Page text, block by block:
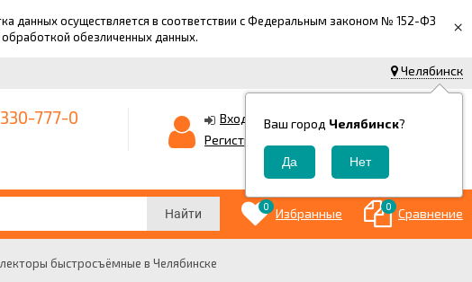
данных осуществляется в соответствии с Федеральным законом № 152-ФЗ
обезличенных данных. ×
Челябинск
Ваш город Челябинск?
777-0
Вход
Регистрация
Найти
0 Избранные 0 Сравнение
быстросъёмные в Челябинске